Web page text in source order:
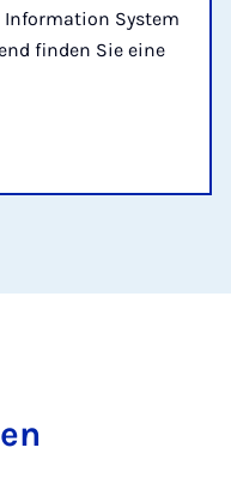
System
finden Sie eine